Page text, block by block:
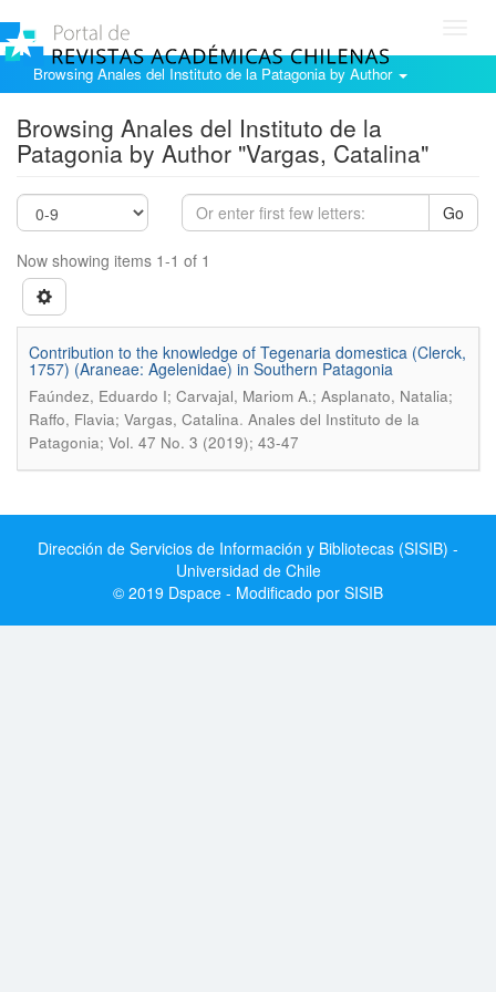
Browsing Anales del Instituto de la Patagonia by Author
Browsing Anales del Instituto de la
Patagonia by Author "Vargas, Catalina"
Go
Now showing items 1-1 of 1
Contribution to the knowledge of Tegenaria domestica (Clerck,
1757) (Araneae: Agelenidae) in Southern Patagonia
Faúndez, Eduardo I; Carvajal, Mariom A.; Asplanato, Natalia;
Raffo, Flavia; Vargas, Catalina. Anales del Instituto de la
Patagonia; Vol. 47 No. 3 (2019); 43-47
Dirección de Servicios de Información y Bibliotecas (SISIB) -
Universidad de Chile
© 2019 Dspace - Modificado por SISIB